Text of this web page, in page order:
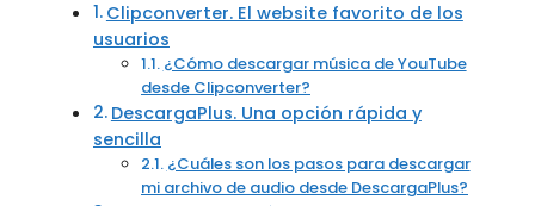
Clipconverter. El website favorito de los
usuarios
¿Cómo descargar música de YouTube
desde Clipconverter?
DescargaPlus. Una opción rápida y
sencilla
¿Cuáles son los pasos para descargar
mi archivo de audio desde DescargaPlus?